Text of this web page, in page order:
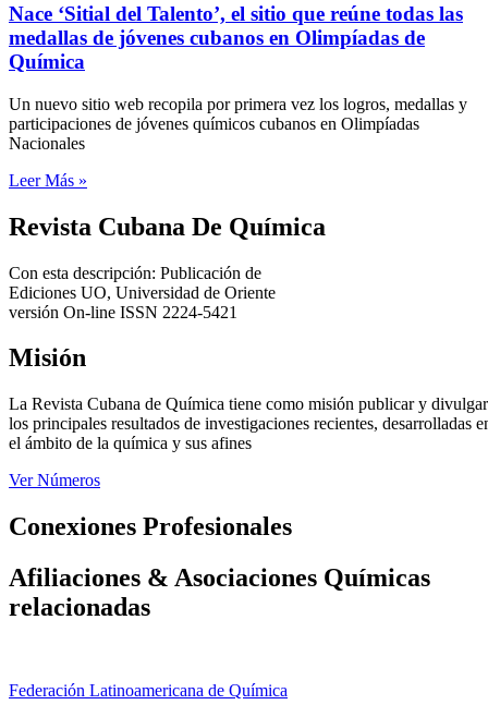
Nace ‘Sitial del Talento’, el sitio que reúne todas las
medallas de jóvenes cubanos en Olimpíadas de
Química
Un nuevo sitio web recopila por primera vez los logros, medallas y
participaciones de jóvenes químicos cubanos en Olimpíadas
Nacionales
Leer Más »
Revista Cubana De Química
Con esta descripción: Publicación de
Ediciones UO, Universidad de Oriente
versión On-line ISSN 2224-5421
Misión
La Revista Cubana de Química tiene como misión publicar y divulgar
los principales resultados de investigaciones recientes, desarrolladas
el ámbito de la química y sus afines
Ver Números
Conexiones Profesionales
Afiliaciones & Asociaciones Químicas
relacionadas
Federación Latinoamericana de Química